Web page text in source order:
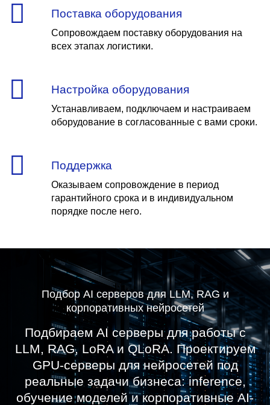
Поставка оборудования
Сопровождаем поставку оборудования на
всех этапах логистики.
Настройка оборудования
Устанавливаем, подключаем и настраиваем
оборудование в согласованные с вами сроки.
Поддержка
Оказываем сопровождение в период
гарантийного срока и в индивидуальном
порядке после него.
Подбор AI серверов для LLM, RAG и
корпоративных нейросетей
Подбираем AI серверы для работы с
LLM, RAG, LoRA и QLoRA. Проектируем
GPU-серверы для нейросетей под
реальные задачи бизнеса: inference,
обучение моделей и корпоративные AI-